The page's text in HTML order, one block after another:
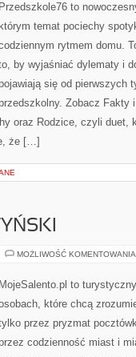
Przedszkole76 to
którym temat pociechy
rytmem domu.
by wyjaśniać dylematy i
się od pierwszych
Zobacz Fakty
oraz Rodzice, czyli duet,
że […]
MOŻLIWOŚĆ KOMENTOWANIA
MojeSalento.pl to
które chcą
przez pryzmat
codzienność miast i